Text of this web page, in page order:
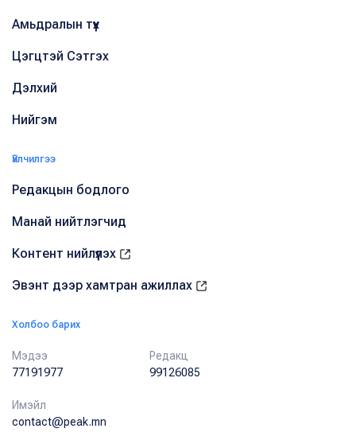
Амьдралын түүх
Цэгцтэй Сэтгэх
Дэлхий
Нийгэм
Үйлчилгээ
Редакцын бодлого
Манай нийтлэгчид
Контент нийлүүлэх
Эвэнт дээр хамтран ажиллах
Холбоо барих
Мэдээ
77191977
Редакц
99126085
Имэйл
contact@peak.mn